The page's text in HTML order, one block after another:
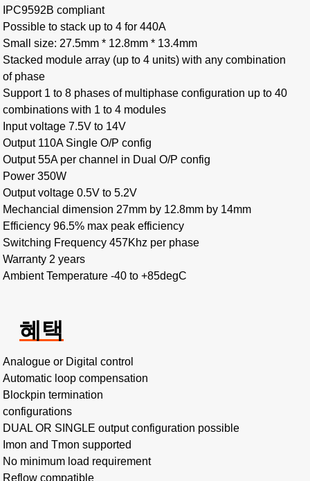
IPC9592B compliant
Possible to stack up to 4 for 440A
Small size: 27.5mm * 12.8mm * 13.4mm
Stacked module array (up to 4 units) with any combination
of phase
Support 1 to 8 phases of multiphase configuration up to 40
combinations with 1 to 4 modules
Input voltage 7.5V to 14V
Output 110A Single O/P config
Output 55A per channel in Dual O/P config
Power 350W
Output voltage 0.5V to 5.2V
Mechancial dimension 27mm by 12.8mm by 14mm
Efficiency 96.5% max peak efficiency
Switching Frequency 457Khz per phase
Warranty 2 years
Ambient Temperature -40 to +85degC
혜택
Analogue or Digital control
Automatic loop compensation
Blockpin termination
configurations
DUAL OR SINGLE output configuration possible
Imon and Tmon supported
No minimum load requirement
Reflow compatible